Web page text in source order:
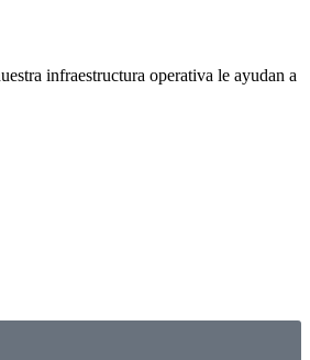
infraestructura operativa le ayudan a